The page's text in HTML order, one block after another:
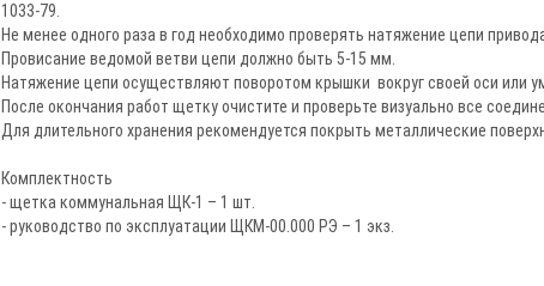
1033-79.
Не менее одного раза в год необходимо проверять натяжение цепи
Провисание ведомой ветви цепи должно быть 5-15 мм.
Натяжение цепи осуществляют поворотом крышки вокруг своей оси или
После окончания работ щетку очистите и проверьте визуально все
Для длительного хранения рекомендуется покрыть металлические
Комплектность
- щетка коммунальная ЩК-1 – 1 шт.
- руководство по эксплуатации ЩКМ-00.000 РЭ – 1 экз.